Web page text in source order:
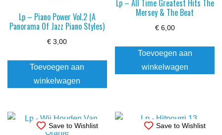
Lp – Piano Power Vol.2 (A
Panorama Of Jazz Piano Styles)
€ 3,00
Toevoegen aan
winkelwagen
Lp – All Time Greatest Hits The
Mersey & The Beat
€6,00
Toevoegen aan
winkelwagen
Save to Wishlist Save to Wishlist